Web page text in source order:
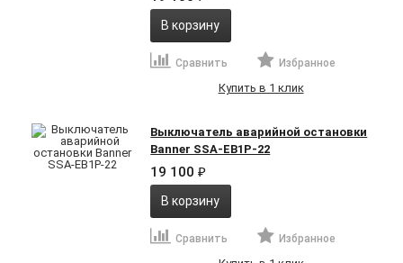
В корзину
Сравнить Избранное
Купить в 1 клик
Выключатель аварийной остановки
Banner SSA-EB1P-22
19 100₽
В корзину
Сравнить Избранное